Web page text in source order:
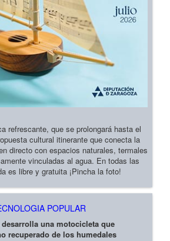
que se prolongará hasta el
cultural itinerante que conecta la
directo con espacios naturales, termales
vinculadas al agua. En todas las
es libre y gratuita ¡Pincha la foto!
POPULAR
una motocicleta que
recuperado de los humedales